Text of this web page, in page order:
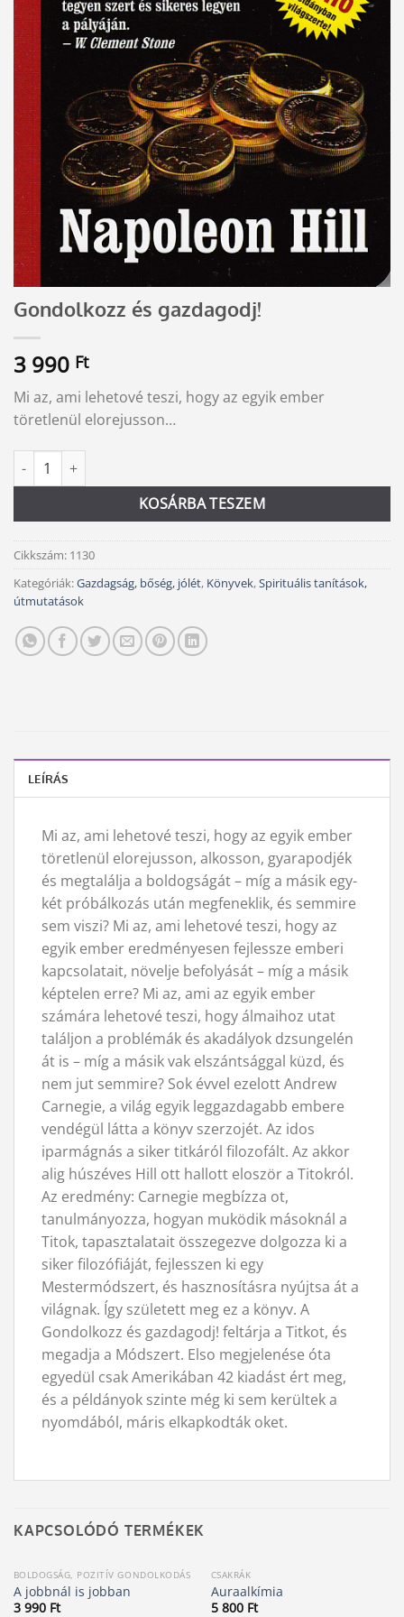
Gondolkozz és gazdagodj!
3 990 Ft
Mi az, ami lehetové teszi, hogy az egyik ember
töretlenül elorejusson…
Gondolkozz és gazdagodj! mennyiség
KOSÁRBA TESZEM
Alternative:
Cikkszám: 1130
Kategóriák:Gazdagság, bőség, jólét, Könyvek,Spirituális tanítások,
útmutatások
LEÍRÁS
Mi az, ami lehetové teszi, hogy az egyik ember
töretlenül elorejusson, alkosson, gyarapodjék
és megtalálja a boldogságát – míg a másik egy-
két próbálkozás után megfeneklik, és semmire
sem viszi? Mi az, ami lehetové teszi, hogy az
egyik ember eredményesen fejlessze emberi
kapcsolatait, növelje befolyását – míg a másik
képtelen erre? Mi az, ami az egyik ember
számára lehetové teszi, hogy álmaihoz utat
találjon a problémák és akadályok dzsungelén
át is – míg a másik vak elszántsággal küzd, és
nem jut semmire? Sok évvel ezelott Andrew
Carnegie, a világ egyik leggazdagabb embere
vendégül látta a könyv szerzojét. Az idos
iparmágnás a siker titkáról filozofált. Az akkor
alig húszéves Hill ott hallott eloször a Titokról.
Az eredmény: Carnegie megbízza ot,
tanulmányozza, hogyan muködik másoknál a
Titok, tapasztalatait összegezve dolgozza ki a
siker filozófiáját, fejlesszen ki egy
Mestermódszert, és hasznosításra nyújtsa át a
világnak. Így született meg ez a könyv. A
Gondolkozz és gazdagodj! feltárja a Titkot, és
megadja a Módszert. Elso megjelenése óta
egyedül csak Amerikában 42 kiadást ért meg,
és a példányok szinte még ki sem kerültek a
nyomdából, máris elkapkodták oket.
KAPCSOLÓDÓ TERMÉKEK
BOLDOGSÁG, POZITÍV GONDOLKODÁS
A jobbnál is jobban
3 990 Ft
CSAKRÁK
Auraalkímia
5 800 Ft